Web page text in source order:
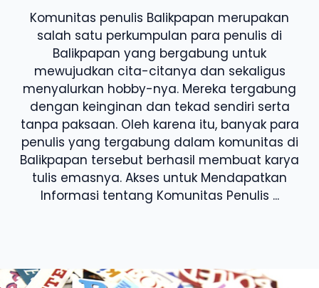
Komunitas penulis Balikpapan merupakan
salah satu perkumpulan para penulis di
Balikpapan yang bergabung untuk
mewujudkan cita-citanya dan sekaligus
menyalurkan hobby-nya. Mereka tergabung
dengan keinginan dan tekad sendiri serta
tanpa paksaan. Oleh karena itu, banyak para
penulis yang tergabung dalam komunitas di
Balikpapan tersebut berhasil membuat karya
tulis emasnya. Akses untuk Mendapatkan
Informasi tentang Komunitas Penulis ...